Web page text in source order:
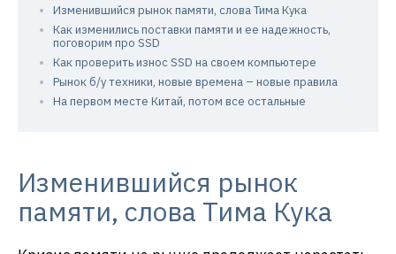
Изменившийся рынок памяти, слова Тима Кука
Как изменились поставки памяти и ее надежность,
поговорим про SSD
Как проверить износ SSD на своем компьютере
Рынок б/у техники, новые времена – новые правила
На первом месте Китай, потом все остальные
Изменившийся рынок
памяти, слова Тима Кука